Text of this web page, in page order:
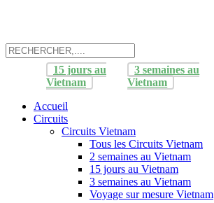
15 jours au
Vietnam
3 semaines au
Vietnam
Accueil
Circuits
Circuits Vietnam
Tous les Circuits Vietnam
2 semaines au Vietnam
15 jours au Vietnam
3 semaines au Vietnam
Voyage sur mesure Vietnam